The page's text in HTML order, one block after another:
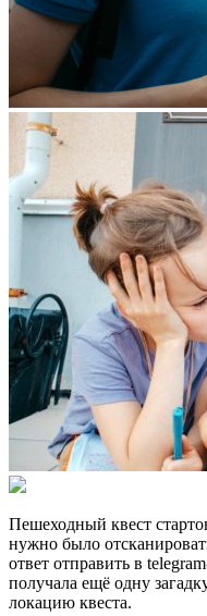
Пешеходный квест
нужно было
ответ отправить в
получала ещё одну
локацию квеста.